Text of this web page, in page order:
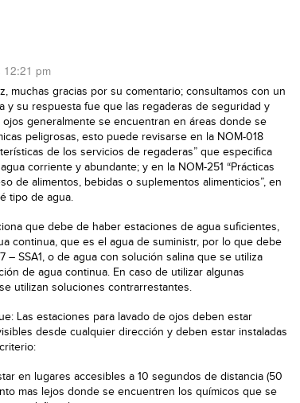
12:21 pm
muchas gracias por su comentario; consultamos con un
y su respuesta fue que las regaderas de seguridad y
generalmente se encuentran en áreas donde se
peligrosas, esto puede revisarse en la NOM-018
de los servicios de regaderas” que especifica
corriente y abundante; y en la NOM-251 “Prácticas
de alimentos, bebidas o suplementos alimenticios”, en
tipo de agua.
que debe de haber estaciones de agua suficientes,
continua, que es el agua de suministr, por lo que debe
– SSA1, o de agua con solución salina que se utiliza
de agua continua. En caso de utilizar algunas
utilizan soluciones contrarrestantes.
Las estaciones para lavado de ojos deben estar
desde cualquier dirección y deben estar instaladas
en lugares accesibles a 10 segundos de distancia (50
mas lejos donde se encuentren los químicos que se